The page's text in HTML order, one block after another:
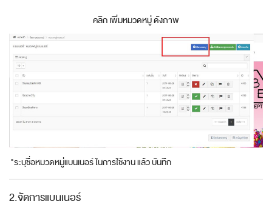
คลิก เพิ่มหมวดหมู่ ดังภาพ
"ระบุชื่อหมวดหมู่แบนเนอร์ ในการใช้งาน แล้ว บันทึก
2.จัดการแบนเนอร์